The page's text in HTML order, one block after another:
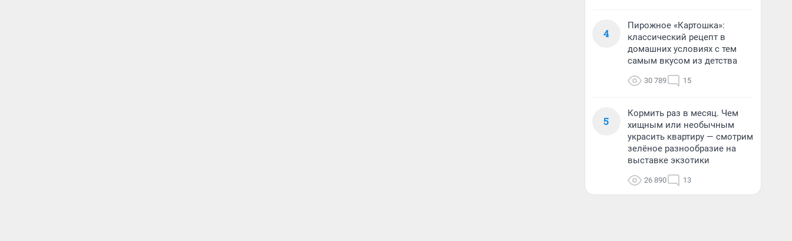
4
Пирожное «Картошка»:
классический рецепт в
домашних условиях с тем
самым вкусом из детства
30 789 15
5
Кормить раз в месяц. Чем
хищным или необычным
украсить квартиру — смотрим
зелёное разнообразие на
выставке экзотики
26 890 13